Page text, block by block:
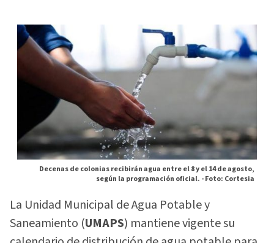
Decenas de colonias recibirán agua entre el 8 y el 14 de agosto,
según la programación oficial. -Foto: Cortesia
La Unidad Municipal de Agua Potable y
Saneamiento (UMAPS) mantiene vigente su